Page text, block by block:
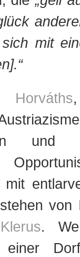
mit
Horváths
und
von
Klerus.
einer